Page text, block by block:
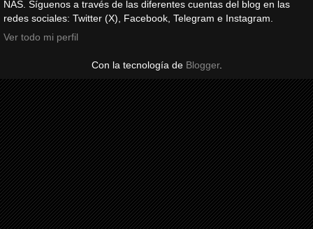
NAS. Síguenos a través de las diferentes cuentas del blog en las
redes sociales: Twitter (X), Facebook, Telegram e Instagram.
Ver todo mi perfil
Con la tecnología de Blogger.